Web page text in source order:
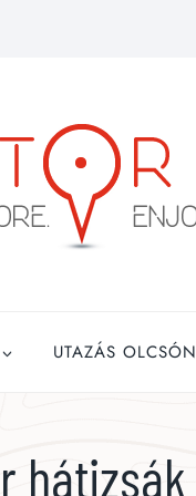
UTAZÁS OLCSÓN
hátizsák